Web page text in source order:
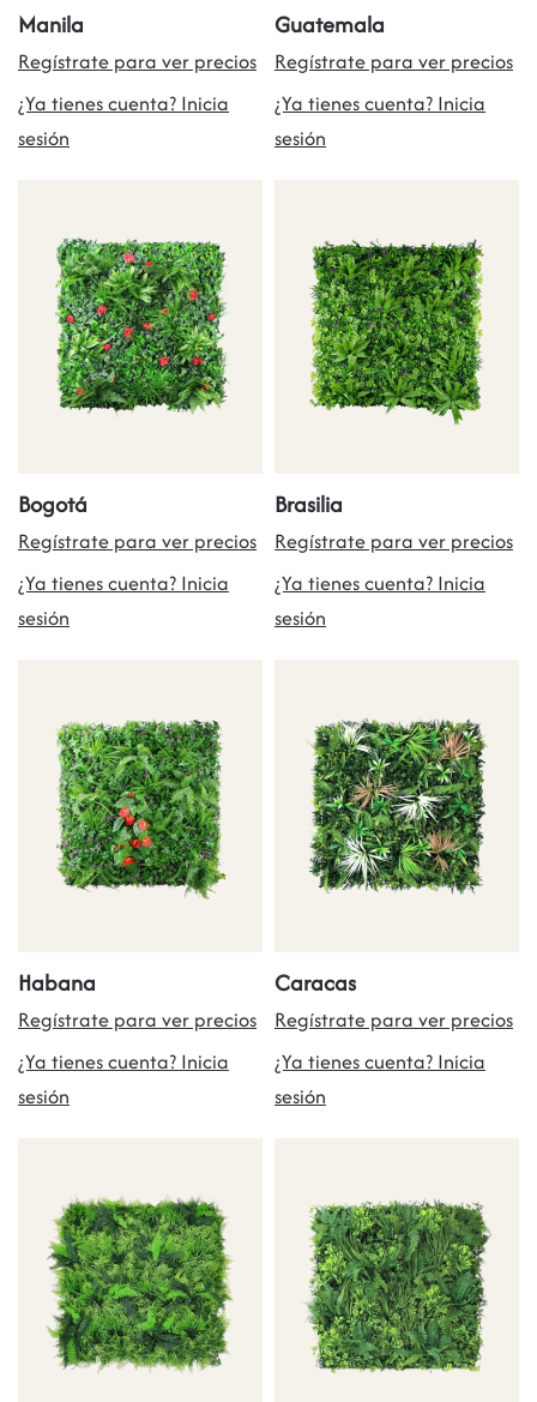
Manila
Regístrate para ver precios
¿Ya tienes cuenta? Inicia
sesión
Guatemala
Regístrate para ver precios
¿Ya tienes cuenta? Inicia
sesión
Bogotá
Regístrate para ver precios
¿Ya tienes cuenta? Inicia
sesión
Brasilia
Regístrate para ver precios
¿Ya tienes cuenta? Inicia
sesión
Habana
Regístrate para ver precios
¿Ya tienes cuenta? Inicia
sesión
Caracas
Regístrate para ver precios
¿Ya tienes cuenta? Inicia
sesión